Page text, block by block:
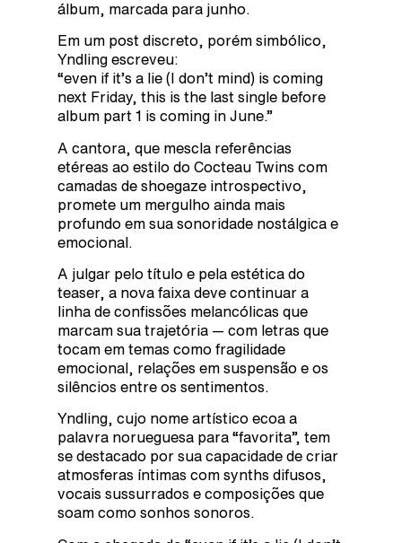
álbum, marcada para junho.
Em um post discreto, porém simbólico,
Yndling escreveu:
“even if it’s a lie (I don’t mind) is coming
next Friday, this is the last single before
album part 1 is coming in June.”
A cantora, que mescla referências
etéreas ao estilo do Cocteau Twins com
camadas de shoegaze introspectivo,
promete um mergulho ainda mais
profundo em sua sonoridade nostálgica e
emocional.
A julgar pelo título e pela estética do
teaser, a nova faixa deve continuar a
linha de confissões melancólicas que
marcam sua trajetória — com letras que
tocam em temas como fragilidade
emocional, relações em suspensão e os
silêncios entre os sentimentos.
Yndling, cujo nome artístico ecoa a
palavra norueguesa para “favorita”, tem
se destacado por sua capacidade de criar
atmosferas íntimas com synths difusos,
vocais sussurrados e composições que
soam como sonhos sonoros.